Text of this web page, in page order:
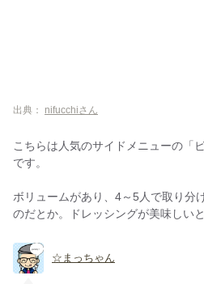
出典： nifucchiさん
こちらは人気のサイドメニューの「
です。
ボリュームがあり、4～5人で取り分
のだとか。ドレッシングが美味しいと
☆まっちゃん